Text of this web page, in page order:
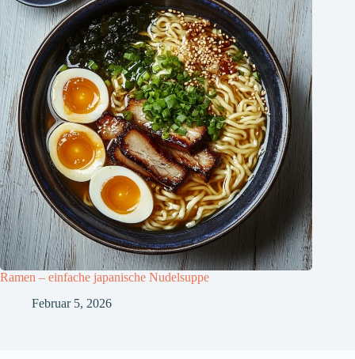
Ramen – einfache japanische Nudelsuppe
Februar 5, 2026